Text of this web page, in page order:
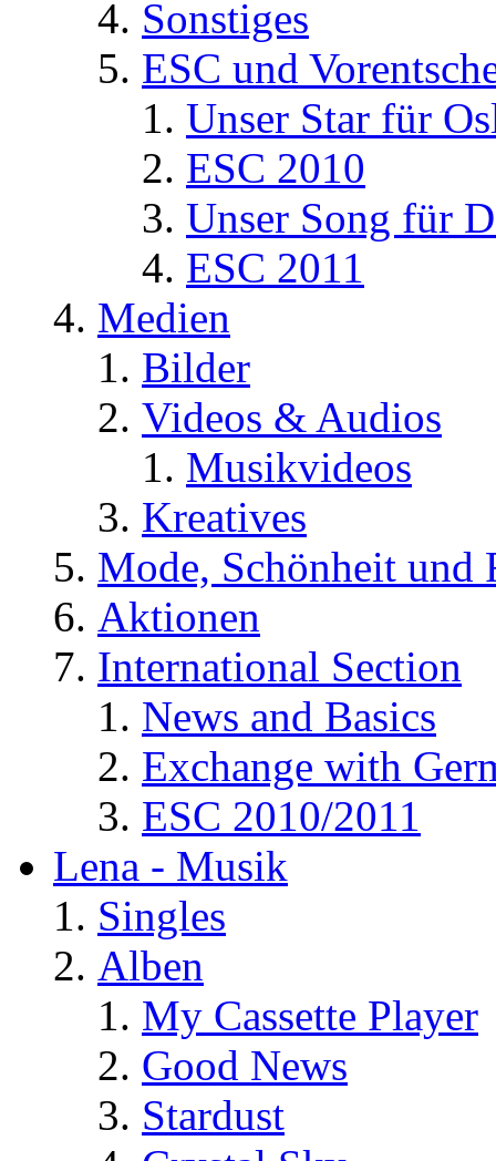
Sonstiges
ESC und
Unser Star für
ESC 2010
Unser Song für
ESC 2011
Medien
Bilder
Videos & Audios
Musikvideos
Kreatives
Mode, Schönheit und
Aktionen
International Section
News and Basics
Exchange with
ESC 2010/2011
Lena - Musik
Singles
Alben
My Cassette Player
Good News
Stardust